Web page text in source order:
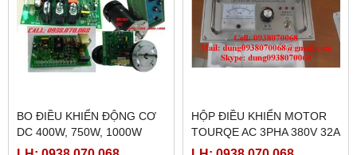
BO ĐIỀU KHIỂN ĐỘNG CƠ
DC 400W, 750W, 1000W
HỘP ĐIỀU KHIỂN MOTOR
TOURQE AC 3PHA 380V 32A